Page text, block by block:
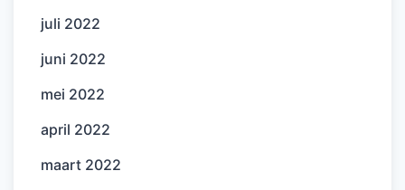
juli 2022
juni 2022
mei 2022
april 2022
maart 2022